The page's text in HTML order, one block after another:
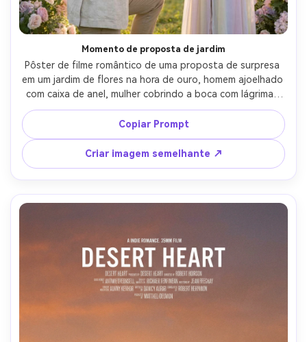
Momento de proposta de jardim
Pôster de filme romântico de uma proposta de surpresa
em um jardim de flores na hora de ouro, homem ajoelhado
com caixa de anel, mulher cobrindo a boca com lágrimas
alegres, flores pastel suaves e brilho do sol, roupas
elegantes, narrativa emocional, céu limpo e fundo
borrado para o texto do título, disparado em 85mm f/1.4,
pele e lágrimas ultra-realistas, grau cinematográfico
quente, enquadramento pronto para o pôster-AR 4:5
Copiar Prompt
Criar imagem semelhante ↗